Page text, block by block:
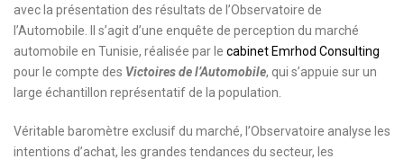
avec la présentation des résultats de l’Observatoire de
l’Automobile. Il s’agit d’une enquête de perception du marché
automobile en Tunisie, réalisée par le cabinet Emrhod Consulting
pour le compte des Victoires de l’Automobile, qui s’appuie sur un
large échantillon représentatif de la population.
Véritable baromètre exclusif du marché, l’Observatoire analyse les
intentions d’achat, les grandes tendances du secteur, les